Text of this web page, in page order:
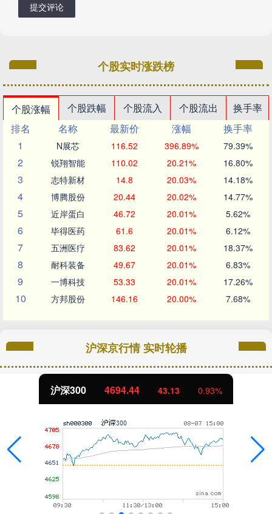
提交评论
个股实时涨跌榜
个股涨幅 个股跌幅 个股流入 个股流出
换手率
排名
名称 最新价 涨幅
换手率
1
N展芯 116.52 396.89% 79.39%
2 锐翔智能 110.02 20.21% 16.80%
3 志特新材 14.8 20.03% 14.18%
4 博腾股份 20.44 20.02% 14.77%
5 近岸蛋白 46.72 20.01% 5.62%
6 毕得医药 61.6 20.01% 6.12%
7 五洲医疗 83.62 20.01% 18.37%
8 耐科装备 49.67 20.01% 6.83%
9 一博科技 53.33 20.01% 17.26%
10 方邦股份 146.16 20.00% 7.68%
沪深京行情 实时轮播
北证50 1134.24 11.37 1.01%